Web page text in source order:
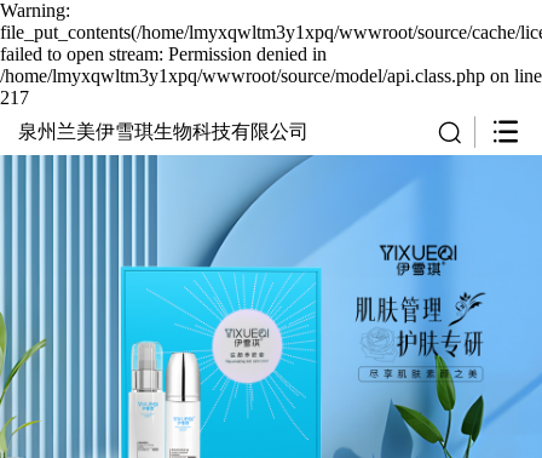
Warning:
file_put_contents(/home/lmyxqwltm3y1xpq/wwwroot/source/cache/
failed to open stream: Permission denied in
/home/lmyxqwltm3y1xpq/wwwroot/source/model/api.class.php on line
217
泉州兰美伊雪琪生物科技有限公司